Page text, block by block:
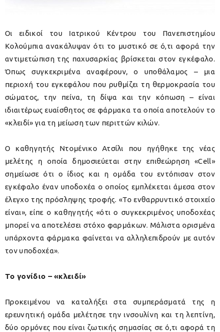
Οι ειδικοί του Ιατρικού Κέντρου του Πανεπιστημίου
Κολούμπια ανακάλυψαν ότι το μυστικό σε ό,τι αφορά την
αντιμετώπιση της παχυσαρκίας βρίσκεται στον εγκέφαλο.
Όπως συγκεκριμένα αναφέρουν, ο υποθάλαμος – μια
περιοχή του εγκεφάλου που ρυθμίζει τη θερμοκρασία του
σώματος, την πείνα, τη δίψα και την κόπωση – είναι
ιδιαιτέρως ευαίσθητος σε φάρμακα τα οποία αποτελούν το
«κλειδί» για τη μείωση των περιττών κιλών.
Ο καθηγητής Ντομένικο Ατσίλι που ηγήθηκε της νέας
μελέτης η οποία δημοσιεύεται στην επιθεώρηση «Cell»
σημείωσε ότι ο ίδιος και η ομάδα του εντόπισαν στον
εγκέφαλο έναν υποδοχέα ο οποίος εμπλέκεται άμεσα στον
έλεγχο της πρόσληψης τροφής. «Το ενθαρρυντικό στοιχείο
είναι», είπε ο καθηγητής «ότι ο συγκεκριμένος υποδοχέας
μπορεί να αποτελέσει στόχο φαρμάκων. Μάλιστα ορισμένα
υπάρχοντα φάρμακα φαίνεται να αλληλεπιδρούν με αυτόν
τον υποδοχέα».
Το γονίδιο – «κλειδί»
Προκειμένου να καταλήξει στα συμπεράσματά της η
ερευνητική ομάδα μελέτησε την ινσουλίνη και τη λεπτίνη,
δύο ορμόνες που είναι ζωτικής σημασίας σε ό,τι αφορά τη